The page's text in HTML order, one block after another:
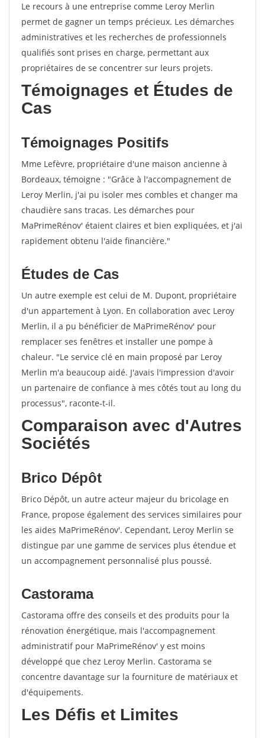
Le recours à une entreprise comme Leroy Merlin
permet de gagner un temps précieux. Les démarches
administratives et les recherches de professionnels
qualifiés sont prises en charge, permettant aux
propriétaires de se concentrer sur leurs projets.
Témoignages et Études de
Cas
Témoignages Positifs
Mme Lefèvre, propriétaire d'une maison ancienne à
Bordeaux, témoigne : "Grâce à l'accompagnement de
Leroy Merlin, j'ai pu isoler mes combles et changer ma
chaudière sans tracas. Les démarches pour
MaPrimeRénov' étaient claires et bien expliquées, et j'ai
rapidement obtenu l'aide financière."
Études de Cas
Un autre exemple est celui de M. Dupont, propriétaire
d'un appartement à Lyon. En collaboration avec Leroy
Merlin, il a pu bénéficier de MaPrimeRénov' pour
remplacer ses fenêtres et installer une pompe à
chaleur. "Le service clé en main proposé par Leroy
Merlin m'a beaucoup aidé. J'avais l'impression d'avoir
un partenaire de confiance à mes côtés tout au long du
processus", raconte-t-il.
Comparaison avec d'Autres
Sociétés
Brico Dépôt
Brico Dépôt, un autre acteur majeur du bricolage en
France, propose également des services similaires pour
les aides MaPrimeRénov'. Cependant, Leroy Merlin se
distingue par une gamme de services plus étendue et
un accompagnement personnalisé plus poussé.
Castorama
Castorama offre des conseils et des produits pour la
rénovation énergétique, mais l'accompagnement
administratif pour MaPrimeRénov' y est moins
développé que chez Leroy Merlin. Castorama se
concentre davantage sur la fourniture de matériaux et
d'équipements.
Les Défis et Limites